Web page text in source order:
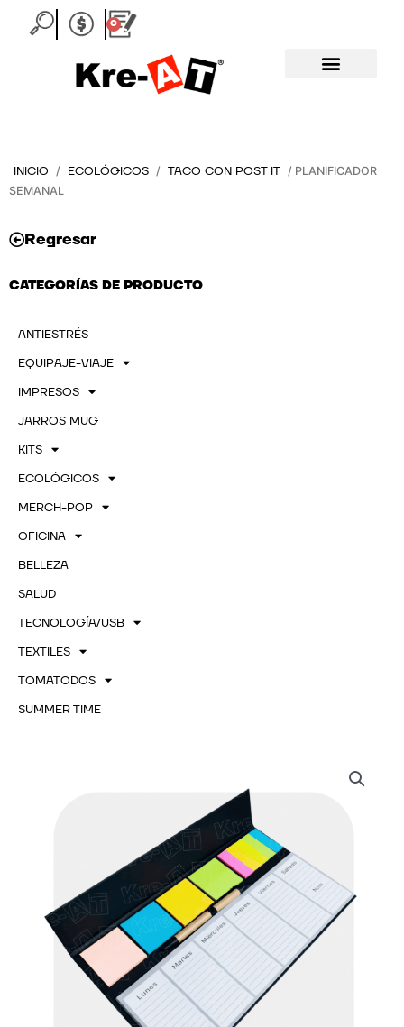
0
Carrito
INICIO / ECOLÓGICOS / TACO CON POST IT / PLANIFICADOR
SEMANAL
Regresar
CATEGORÍAS DE PRODUCTO
ANTIESTRÉS
EQUIPAJE-VIAJE
IMPRESOS
JARROS MUG
KITS
ECOLÓGICOS
MERCH-POP
OFICINA
BELLEZA
SALUD
TECNOLOGÍA/USB
TEXTILES
TOMATODOS
SUMMER TIME